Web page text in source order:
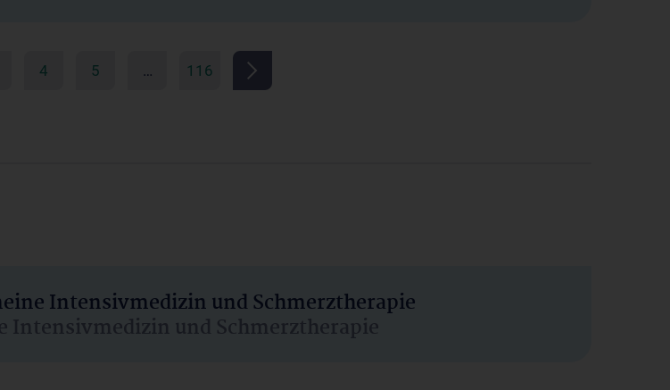
4 5 … 116
Intensivmedizin und Schmerztherapie
und Schmerztherapie